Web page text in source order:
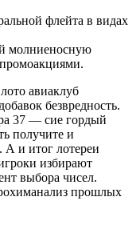
флейта в видах
молниеносную
авиаклуб
безвредность.
37 — сие гордый
получите и
и итог лотереи
избирают
выбора чисел.
прошлых